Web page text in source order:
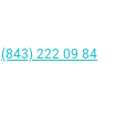
(843) 222 09 84